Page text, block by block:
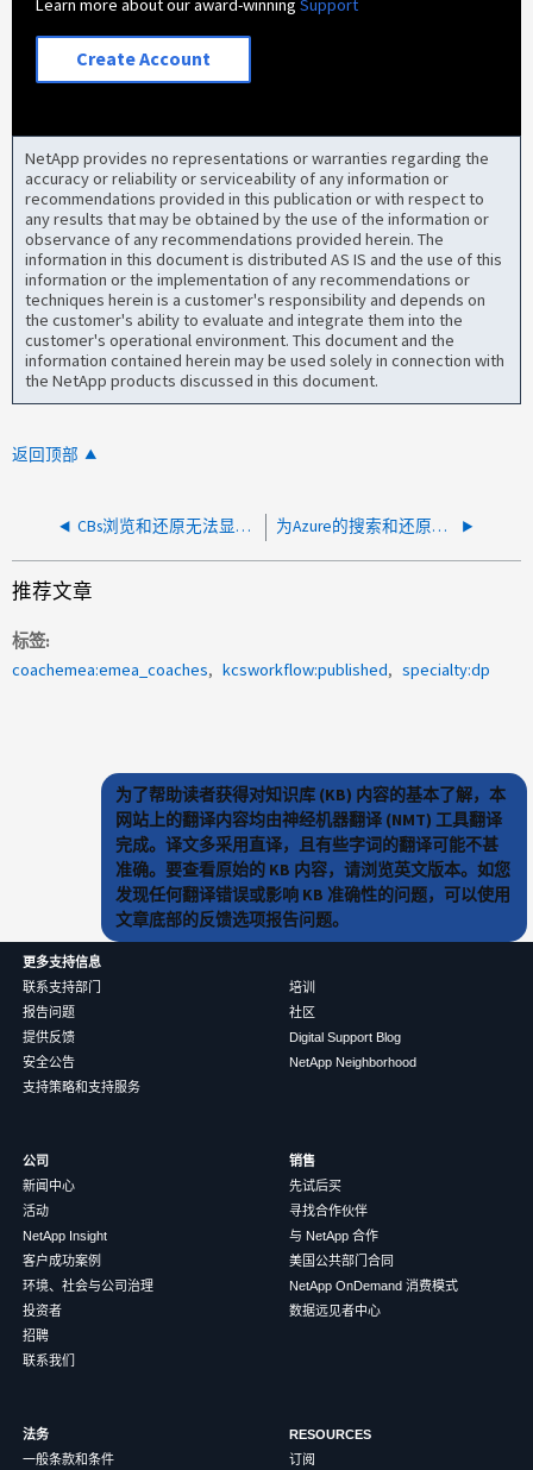
Learn more about our award-winningSupport
Create Account
NetApp provides no representations or warranties regarding the
accuracy or reliability or serviceability of any information or
recommendations provided in this publication or with respect to
any results that may be obtained by the use of the information or
observance of any recommendations provided herein. The
information in this document is distributed AS IS and the use of this
information or the implementation of any recommendations or
techniques herein is a customer's responsibility and depends on
the customer's ability to evaluate and integrate them into the
customer's operational environment. This document and the
information contained herein may be used solely in connection with
the NetApp products discussed in this document.
返回顶部
CBs浏览和还原无法显示文件或文件夹 为Azure的搜索和还原启用索引目录时出现CB错误
推荐文章
标签
coachemea:emea_coaches
kcsworkflow:published specialty:dp
为了帮助读者获得对知识库 (KB) 内容的基本了解，本
网站上的翻译内容均由神经机器翻译 (NMT) 工具翻译
完成。译文多采用直译，且有些字词的翻译可能不甚
准确。要查看原始的 KB 内容，请浏览英文版本。如您
发现任何翻译错误或影响 KB 准确性的问题，可以使用
文章底部的反馈选项报告问题。
更多支持信息
联系支持部门
报告问题
提供反馈
安全公告
支持策略和支持服务
培训
社区
Digital Support Blog
NetApp Neighborhood
公司
新闻中心
活动
NetApp Insight
客户成功案例
环境、社会与公司治理
投资者
招聘
联系我们
销售
先试后买
寻找合作伙伴
与 NetApp 合作
美国公共部门合同
NetApp OnDemand 消费模式
数据远见者中心
法务
一般条款和条件
RESOURCES
订阅